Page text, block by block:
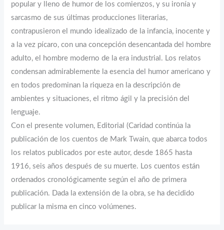
popular y lleno de humor de los comienzos, y su ironía y
sarcasmo de sus últimas producciones literarias,
contrapusieron el mundo idealizado de la infancia, inocente y
a la vez pícaro, con una concepción desencantada del hombre
adulto, el hombre moderno de la era industrial. Los relatos
condensan admirablemente la esencia del humor americano y
en todos predominan la riqueza en la descripción de
ambientes y situaciones, el ritmo ágil y la precisión del
lenguaje.
Con el presente volumen, Editorial (Caridad continúa la
publicación de los cuentos de Mark Twain, que abarca todos
los relatos publicados por este autor, desde 1865 hasta
1916, seis años después de su muerte. Los cuentos están
ordenados cronológicamente según el año de primera
publicación. Dada la extensión de la obra, se ha decidido
publicar la misma en cinco volúmenes.